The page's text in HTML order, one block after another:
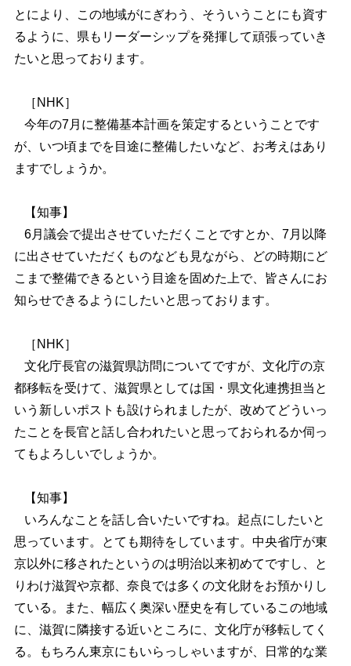
とにより、この地域がにぎわう、そういうことにも資す
るように、県もリーダーシップを発揮して頑張っていき
たいと思っております。
［NHK］
今年の7月に整備基本計画を策定するということです
が、いつ頃までを目途に整備したいなど、お考えはあり
ますでしょうか。
【知事】
6月議会で提出させていただくことですとか、7月以降
に出させていただくものなども見ながら、どの時期にど
こまで整備できるという目途を固めた上で、皆さんにお
知らせできるようにしたいと思っております。
［NHK］
文化庁長官の滋賀県訪問についてですが、文化庁の京
都移転を受けて、滋賀県としては国・県文化連携担当と
いう新しいポストも設けられましたが、改めてどういっ
たことを長官と話し合われたいと思っておられるか伺っ
てもよろしいでしょうか。
【知事】
いろんなことを話し合いたいですね。起点にしたいと
思っています。とても期待をしています。中央省庁が東
京以外に移されたというのは明治以来初めてですし、と
りわけ滋賀や京都、奈良では多くの文化財をお預かりし
ている。また、幅広く奥深い歴史を有しているこの地域
に、滋賀に隣接する近いところに、文化庁が移転してく
る。もちろん東京にもいらっしゃいますが、日常的な業